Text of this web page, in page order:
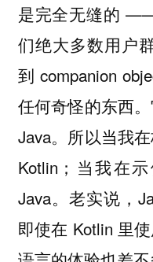
是完全无缝的
们绝大多数用户
到 companion
任何奇怪的东西
Java。所以当我
Kotlin；当我在
Java。老实说，
即使在 Kotlin 里